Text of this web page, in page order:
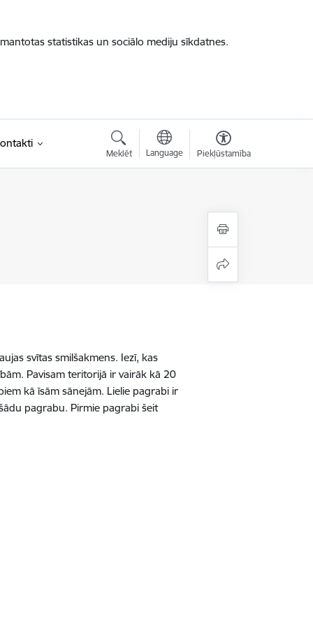
statistikas un sociālo mediju sīkdatnes.
Meklēt Language Piekļūstamība
svītas smilšakmens. Iezī, kas
Pavisam teritorijā ir vairāk kā 20
kā īsām sānejām. Lielie pagrabi ir
pagrabu. Pirmie pagrabi šeit